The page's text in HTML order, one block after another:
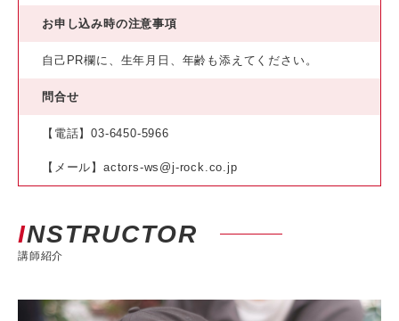
お申し込み時の注意事項
自己PR欄に、生年月日、年齢も添えてください。
問合せ
【電話】03-6450-5966
【メール】actors-ws@j-rock.co.jp
INSTRUCTOR
講師紹介